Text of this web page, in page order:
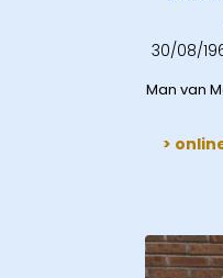
30/08/
Man van
>